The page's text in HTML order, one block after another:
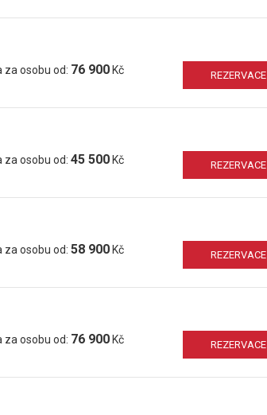
za osobu od: 76 900Kč REZERVACE
za osobu od: 45 500Kč REZERVACE
za osobu od: 58 900Kč REZERVACE
za osobu od: 76 900Kč REZERVACE